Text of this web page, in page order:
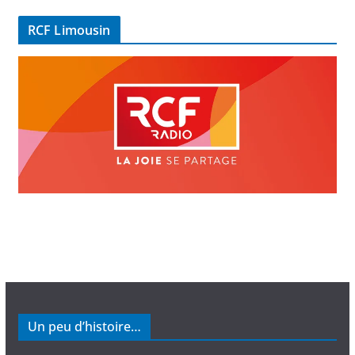
é
RCF Limousin
Un peu d’histoire…